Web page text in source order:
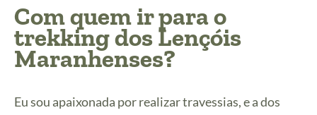
Com quem ir para o
trekking dos Lençóis
Maranhenses?
Eu sou apaixonada por realizar travessias, e a dos